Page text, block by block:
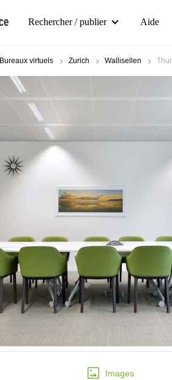
Rechercher / publier Aide
Bureaux virtuels Zurich Wallisellen
Images